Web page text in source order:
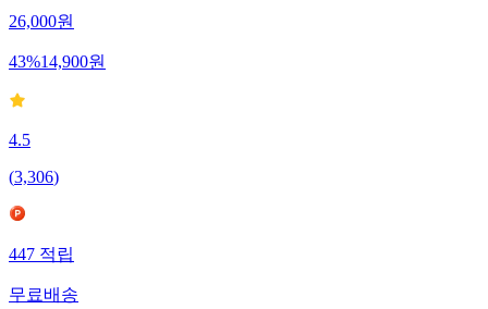
26,000원
43%14,900원
4.5
(3,306)
447적립
무료배송